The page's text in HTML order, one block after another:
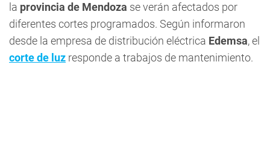
la provincia de Mendoza se verán afectados por
diferentes cortes programados. Según informaron
desde la empresa de distribución eléctrica Edemsa, el
corte de luz responde a trabajos de mantenimiento.